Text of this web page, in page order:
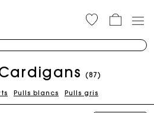
(87)
Pulls blancs Pulls gris